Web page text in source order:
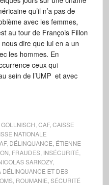
qu’il n’a pas de
avec les femmes,
au tour de François Fillon
nous dire que lui en a un
les hommes. En
ceux qui
sein de l’UMP et avec
CAF, CAISSE
NATIONALE
, DÉLINQUANCE ÉTIENNE
FRAUDES, INSÉCURITÉ
SARKOZY,
DÉLINQUANCE ET DES
, ROUMANIE SÉCURITÉ